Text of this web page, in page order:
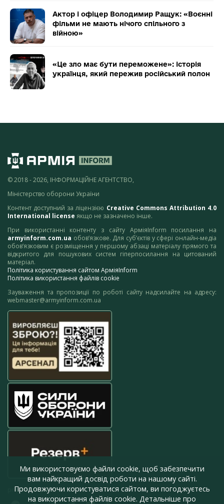
Актор і офіцер Володимир Ращук: «Воєнні
фільми не мають нічого спільного з
війною»
«Це зло має бути переможене»: історія
українця, який пережив російський полон
© 2018 - 2026, ІНФОРМАЦІЙНЕ АГЕНТСТВО,
Міністерство оборони України
Контент доступний за ліцензією Creative Commons Attribution 4.0
International license якщо не зазначено інше.
При використанні контенту з сайту АрміяInform посилання на
armyinform.com.ua обов’язкове. Для суб’єктів у сфері онлайн-медіа
обов’язковим є розміщення у першому абзаці матеріалу прямого та
відкритого для пошукових систем гіперпосилання на цитований
матеріал.
Політика користування сайтом АрміяInform
Політика використання файлів cookie
Зауваження та пропозиції по роботі сайту надсилайте на адресу:
webmaster@armyinform.com.ua
press@armyinform.com.ua
Ми використовуємо файли cookie, щоб забезпечити
вам найкращий досвід роботи на нашому сайті.
Продовжуючи користуватися сайтом, ви погоджуєтесь
на використання файлів cookie. Детальніше про